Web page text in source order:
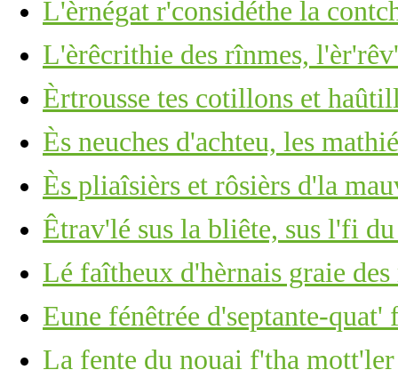
L'èrnégat r'considéthe la
L'èrêcrithie des rînmes,
Èrtrousse tes cotillons et
Ès neuches d'achteu, les
Ès pliaîsièrs et rôsièrs d'la
Êtrav'lé sus la bliête, sus l'fi
Lé faîtheux d'hèrnais graie des
Eune fénêtrée d'septante-quat'
La fente du nouai f'tha